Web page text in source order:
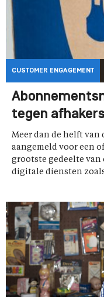
CUSTOMER ENGAGEMENT
tegen
Meer dan de helft van
aangemeld voor een
grootste gedeelte van
digitale diensten